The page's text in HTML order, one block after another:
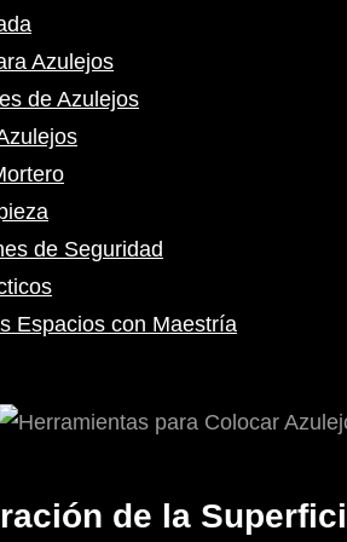
Azulejos
de Azulejos
de Seguridad
Espacios con Maestría
de la